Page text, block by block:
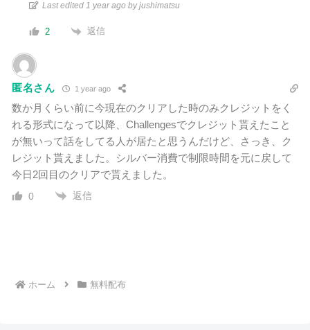
Last edited 1 year ago by jushimatsu
2 返信
匿名さん 1 year ago
数か月くらい前に今現在のクリアした時のみクレジットをく
れる形式になって以降、Challengesでクレジット貰えたこと
が無いって話をしてる人が居たと思うんだけど、さっき、ク
レジット貰えました。シルバー消費で制限時間を元に戻して
今日2回目のクリアで貰えました。
0 返信
ホーム 無料配布